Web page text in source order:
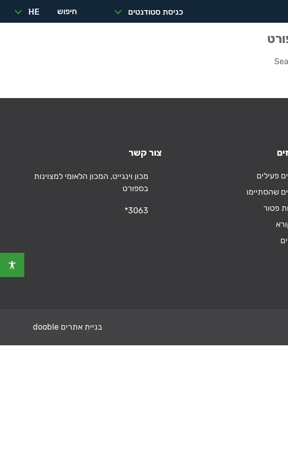
כניסת סטודנטים חיפוש HE
פעילים
שהסתיימו
פטור
צור קשר
כתובת
מכון וינגייט, המכון הלאומי למצוינות
בספורט
*3063
בניית אתרים dooble